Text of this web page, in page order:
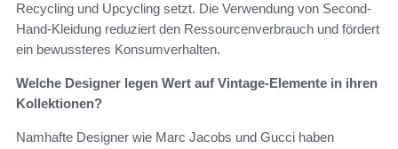
Recycling und Upcycling setzt. Die Verwendung von Second-
Hand-Kleidung reduziert den Ressourcenverbrauch und fördert
ein bewussteres Konsumverhalten.
Welche Designer legen Wert auf Vintage-Elemente in ihren
Kollektionen?
Namhafte Designer wie Marc Jacobs und Gucci haben